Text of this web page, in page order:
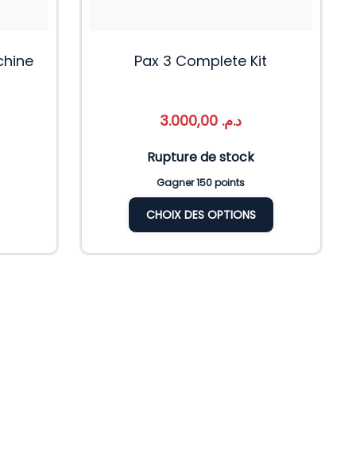
Pax 3 Complete Kit
د.م.
Rupture de stock
Gagner 150 points
CHOIX DES OPTIONS